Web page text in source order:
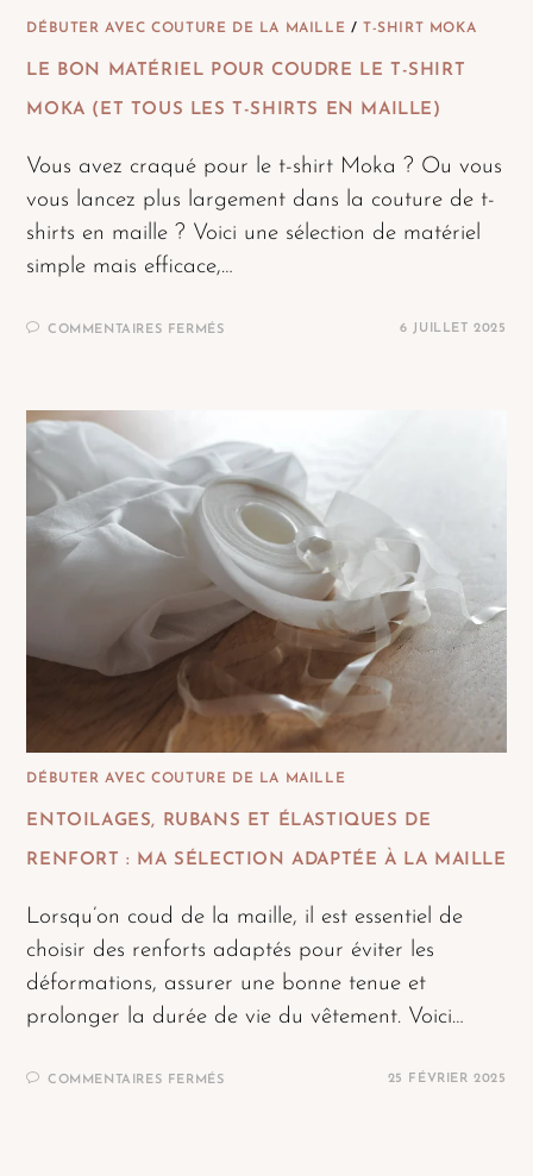
DÉBUTER AVEC COUTURE DE LA MAILLE /T-SHIRT MOKA
LE BON MATÉRIEL POUR COUDRE LE T-SHIRT
MOKA (ET TOUS LES T-SHIRTS EN MAILLE)
Vous avez craqué pour le t-shirt Moka ? Ou vous
vous lancez plus largement dans la couture de t-
shirts en maille ? Voici une sélection de matériel
simple mais efficace,…
COMMENTAIRES FERMÉS 6 JUILLET 2025
DÉBUTER AVEC COUTURE DE LA MAILLE
ENTOILAGES, RUBANS ET ÉLASTIQUES DE
RENFORT : MA SÉLECTION ADAPTÉE À LA MAILLE
Lorsqu’on coud de la maille, il est essentiel de
choisir des renforts adaptés pour éviter les
déformations, assurer une bonne tenue et
prolonger la durée de vie du vêtement. Voici…
COMMENTAIRES FERMÉS 25 FÉVRIER 2025